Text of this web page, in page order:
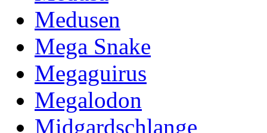
Medusen
Mega Snake
Megaguirus
Megalodon
Midgardschlange